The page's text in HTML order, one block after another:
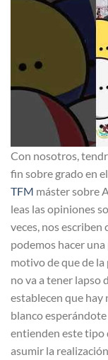
Con nosotros,
fin sobre grado en
TFM máster sobre
leas las opiniones
veces, nos
podemos hacer
motivo de que de
no va a tener lapso
establecen que hay
blanco
entienden este tipo
asumir la